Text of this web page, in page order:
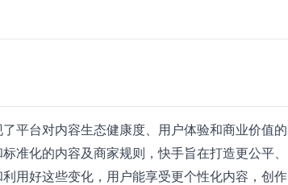
平台对内容生态健康度、用户体验和商业价值的
准化的内容及商家规则，快手旨在打造更公平、
用好这些变化，用户能享受更个性化内容，创作